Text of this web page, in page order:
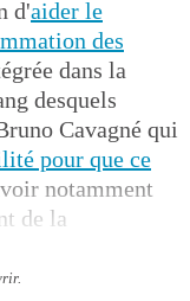
d'aider le
des
dans la
desquels
Cavagné qui
pour que ce
notamment
de la